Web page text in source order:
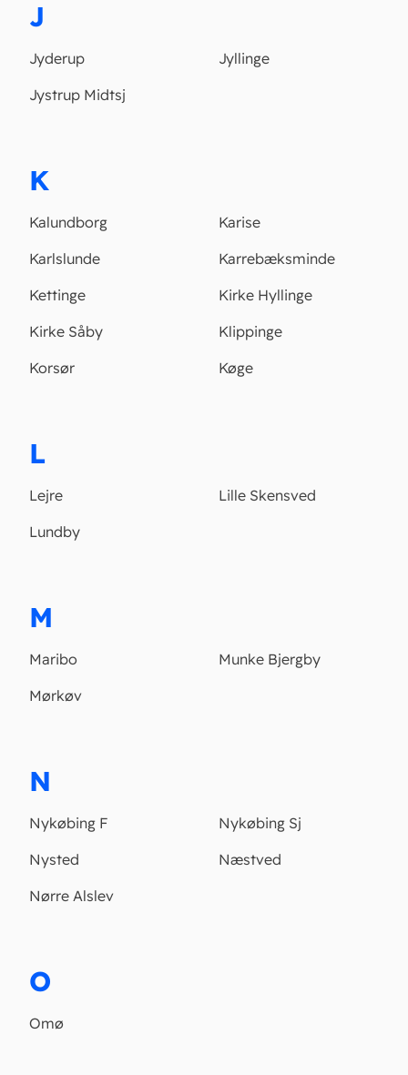
J
Jyderup
Jyllinge
Jystrup Midtsj
K
Kalundborg
Karise
Karlslunde
Karrebæksminde
Kettinge
Kirke Hyllinge
Kirke Såby
Klippinge
Korsør
Køge
L
Lejre
Lille Skensved
Lundby
M
Maribo
Munke Bjergby
Mørkøv
N
Nykøbing F
Nykøbing Sj
Nysted
Næstved
Nørre Alslev
O
Omø